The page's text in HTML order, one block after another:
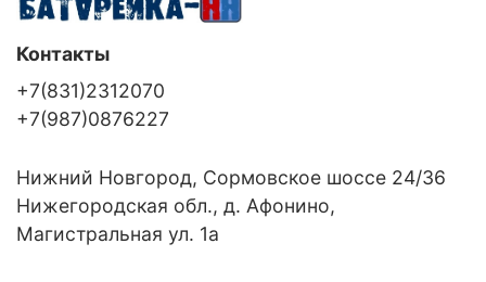
Контакты
+7(831)2312070
+7(987)0876227
Нижний Новгород, Сормовское шоссе 24/36
Нижегородская обл., д. Афонино,
Магистральная ул. 1а